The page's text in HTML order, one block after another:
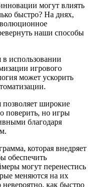
могут влиять
быстро? На днях,
наши способы
в использовании
игрового
может ускорить
позволяет широкие
поверить, но игры
благодаря
которая внедряет
обеспечить
могут перенестись
меняются на их
как быстро